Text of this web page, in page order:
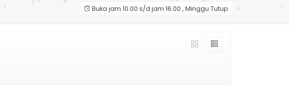
Buka jam 10.00 s/d jam 16.00 , Minggu Tutup